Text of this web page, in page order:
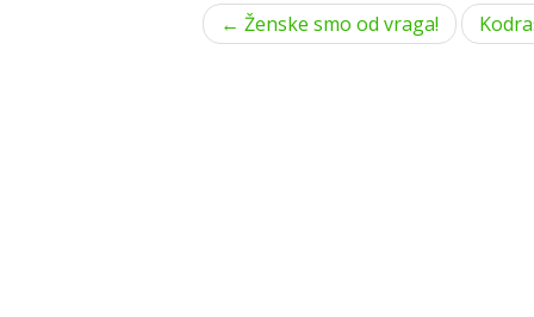
← Ženske smo od vraga!